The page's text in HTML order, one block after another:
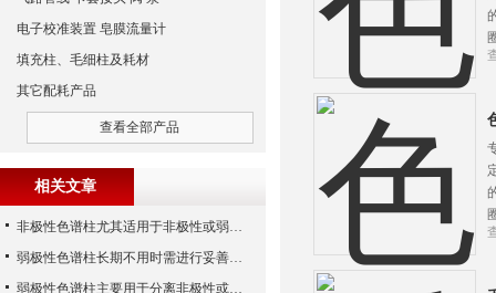
电子校准装置 皂膜流量计
填充柱、毛细柱及耗材
其它配耗产品
查看全部产品
相关文章
非极性色谱柱尤其适用于非极性或弱极性化合物的高效分离
弱极性色谱柱长期不用时需进行妥善保存
弱极性色谱柱主要用于分离非极性或弱极性化合物